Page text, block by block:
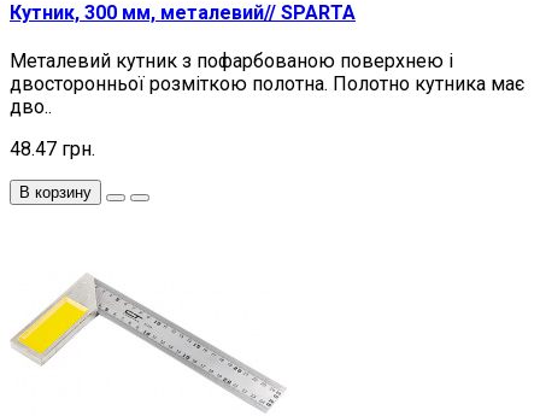
Кутник, 300 мм, металевий// SPARTA
Металевий кутник з пофарбованою поверхнею і
двосторонньої розміткою полотна. Полотно кутника має
дво..
48.47 грн.
В корзину